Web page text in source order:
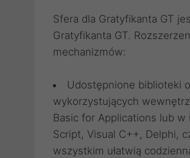
Sfera dla Gratyfikanta GT
Gratyfikanta GT.
mechanizmów:
Udostępnione biblioteki
wykorzystujących
Basic for Applications lub
Script, Visual C++, Delphi,
wszystkim ułatwią